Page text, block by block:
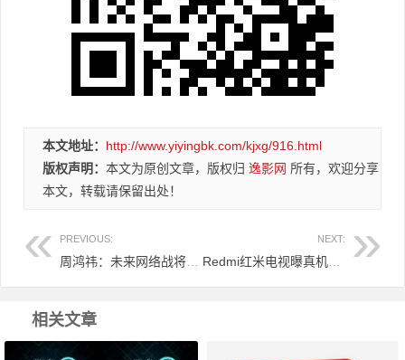
本文地址： http://www.yiyingbk.com/kjxg/916.html
版权声明： 本文为原创文章，版权归 逸影网 所有，欢迎分享
本文，转载请保留出处！
PREVIOUS: NEXT:
Redmi红米电视曝真机照：极窄边框 超高屏占比 极清画质
相关文章